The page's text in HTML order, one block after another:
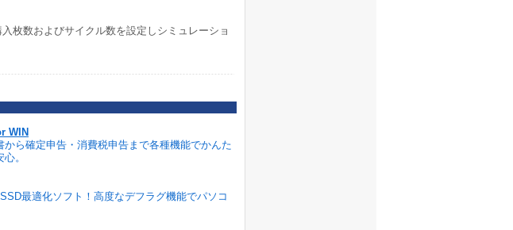
枚数およびサイクル数を設定しシミュレーショ
WIN
から確定申告・消費税申告まで各種機能でかんた
。
最適化ソフト！高度なデフラグ機能でパソコ